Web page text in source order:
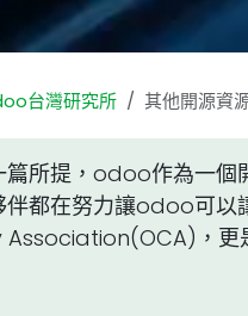
台灣研究所 其他開源資
篇所提，odoo作為一個
伴都在努力讓odoo可
，更